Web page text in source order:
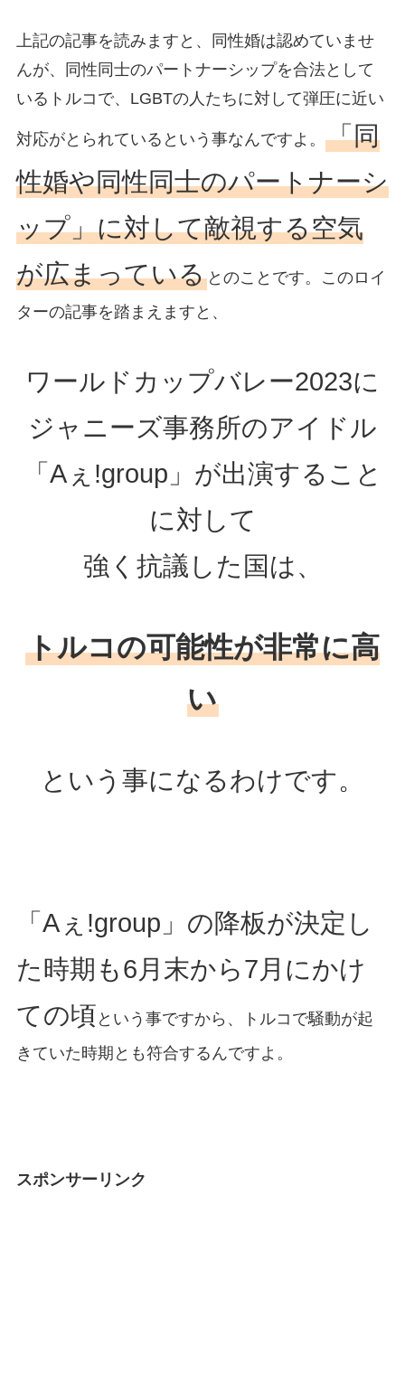
上記の記事を読みますと、同性婚は認めていませ
んが、同性同士のパートナーシップを合法として
いるトルコで、LGBTの人たちに対して弾圧に近い
対応がとられているという事なんですよ。 「同
性婚や同性同士のパートナーシ
ップ」に対して敵視する空気
が広まっているとのことです。このロイ
ターの記事を踏まえますと、
ワールドカップバレー2023に
ジャニーズ事務所のアイドル
「Aぇ!group」が出演すること
に対して
強く抗議した国は、
トルコの可能性が非常に高
い
という事になるわけです。
「Aぇ!group」の降板が決定し
た時期も6月末から7月にかけ
ての頃 という事ですから、トルコで騒動が起
きていた時期とも符合するんですよ。
スポンサーリンク